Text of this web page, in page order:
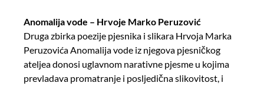
Anomalija vode – Hrvoje Marko Peruzović
Druga zbirka poezije pjesnika i slikara Hrvoja Marka
Peruzovića Anomalija vode iz njegova pjesničkog
ateljea donosi uglavnom narativne pjesme u kojima
prevladava promatranje i posljedična slikovitost, i